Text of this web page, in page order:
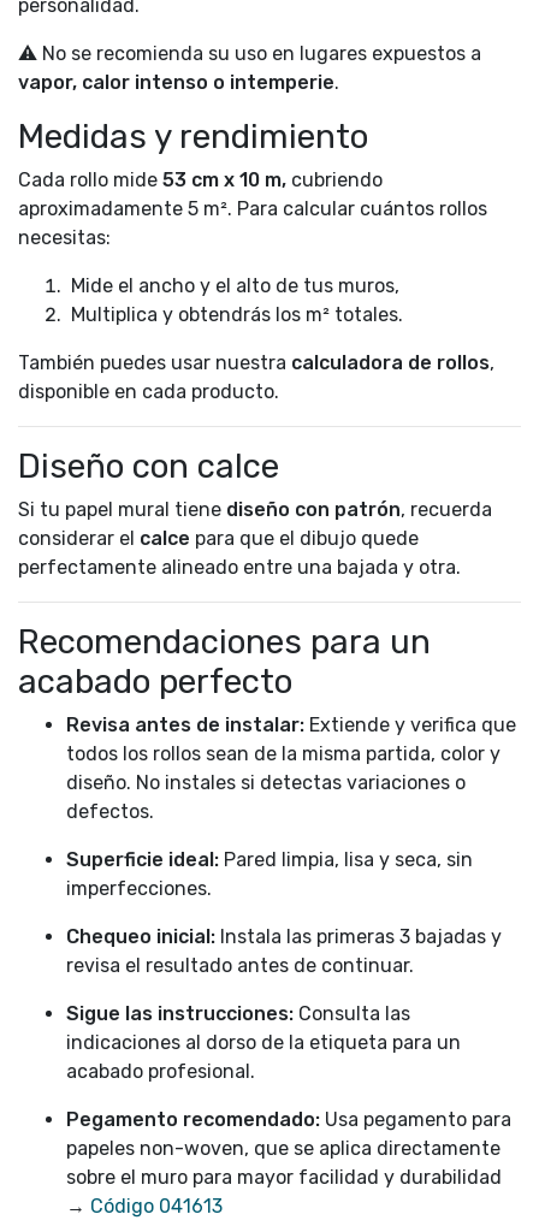
personalidad.
⚠️ No se recomienda su uso en lugares expuestos a
vapor, calor intenso o intemperie.
Medidas y rendimiento
Cada rollo mide 53 cm x 10 m, cubriendo
aproximadamente 5 m². Para calcular cuántos rollos
necesitas:
Mide el ancho y el alto de tus muros,
Multiplica y obtendrás los m² totales.
También puedes usar nuestra calculadora de rollos,
disponible en cada producto.
Diseño con calce
Si tu papel mural tiene diseño con patrón, recuerda
considerar el calce para que el dibujo quede
perfectamente alineado entre una bajada y otra.
Recomendaciones para un
acabado perfecto
Revisa antes de instalar: Extiende y verifica que
todos los rollos sean de la misma partida, color y
diseño. No instales si detectas variaciones o
defectos.
Superficie ideal: Pared limpia, lisa y seca, sin
imperfecciones.
Chequeo inicial: Instala las primeras 3 bajadas y
revisa el resultado antes de continuar.
Sigue las instrucciones: Consulta las
indicaciones al dorso de la etiqueta para un
acabado profesional.
Pegamento recomendado: Usa pegamento para
papeles non-woven, que se aplica directamente
sobre el muro para mayor facilidad y durabilidad
→ Código 041613